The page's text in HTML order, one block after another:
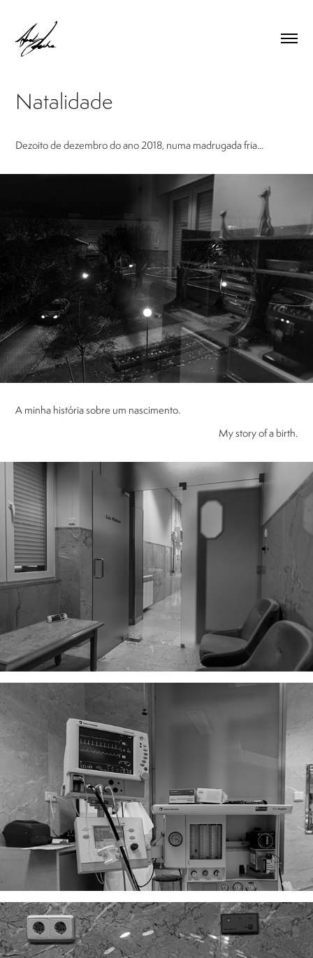
Natalidade
Dezoito de dezembro do ano 2018, numa madrugada fria...
A minha história sobre um nascimento.
My story of a birth.